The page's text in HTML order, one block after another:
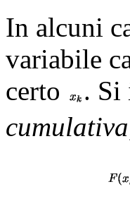
In alcuni
variabile
certo
. Si
cumulativa